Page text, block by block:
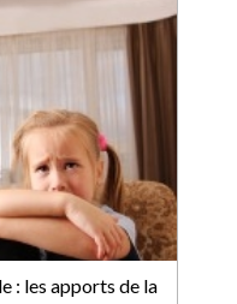
: les apports de la